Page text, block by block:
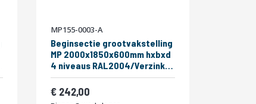
MP155-0003-A
Beginsectie grootvakstelling
MP 2000x1850x600mm hxbxd
4 niveaus RAL2004/Verzinkt
400kg
Vanaf
242,00